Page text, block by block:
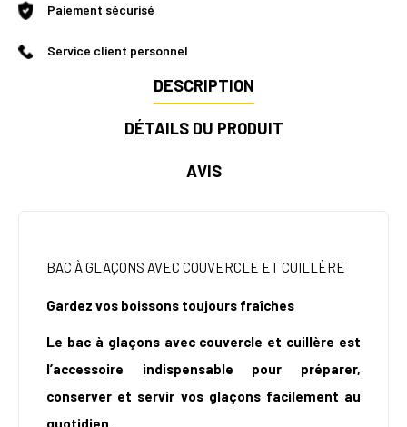
Paiement sécurisé
Service client personnel
DESCRIPTION
DÉTAILS DU PRODUIT
AVIS
BAC À GLAÇONS AVEC COUVERCLE ET CUILLÈRE
Gardez vos boissons toujours fraîches
Le bac à glaçons avec couvercle et cuillère est
l’accessoire indispensable pour préparer,
conserver et servir vos glaçons facilement au